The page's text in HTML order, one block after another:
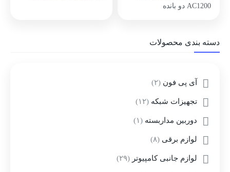
AC1200 دو بانده
دسته بندی محصولات
آی پی فون (۲)
تجهیزات شبکه (۱۲)
دوربین مداربسته (۱)
لوازم برقی (۸)
لوازم جانبی کامپیوتر (۲۹)